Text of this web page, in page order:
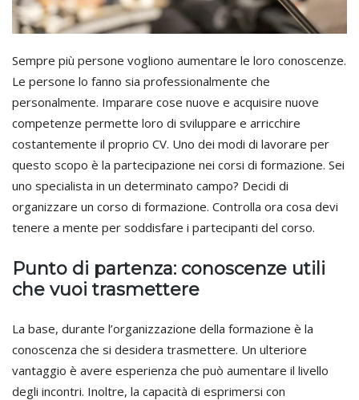
Sempre più persone vogliono aumentare le loro conoscenze.
Le persone lo fanno sia professionalmente che
personalmente. Imparare cose nuove e acquisire nuove
competenze permette loro di sviluppare e arricchire
costantemente il proprio CV. Uno dei modi di lavorare per
questo scopo è la partecipazione nei corsi di formazione. Sei
uno specialista in un determinato campo? Decidi di
organizzare un corso di formazione. Controlla ora cosa devi
tenere a mente per soddisfare i partecipanti del corso.
Punto di partenza: conoscenze utili
che vuoi trasmettere
La base, durante l’organizzazione della formazione è la
conoscenza che si desidera trasmettere. Un ulteriore
vantaggio è avere esperienza che può aumentare il livello
degli incontri. Inoltre, la capacità di esprimersi con